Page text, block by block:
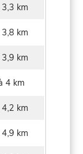
km
km
km
4 km
km
km